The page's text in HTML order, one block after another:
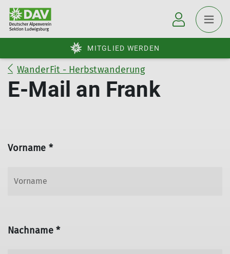
MITGLIED WERDEN
WanderFit - Herbstwanderung
E-Mail an Frank
Vorname *
Nachname *